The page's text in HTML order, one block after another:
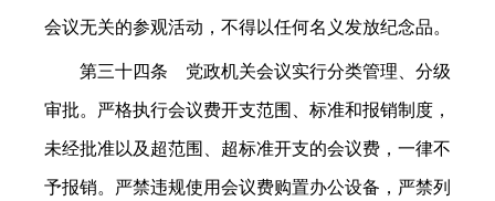
会议无关的参观活动，不得以任何名义发放纪念品。
第三十四条 党政机关会议实行分类管理、分级
审批。严格执行会议费开支范围、标准和报销制度，
未经批准以及超范围、超标准开支的会议费，一律不
予报销。严禁违规使用会议费购置办公设备，严禁列